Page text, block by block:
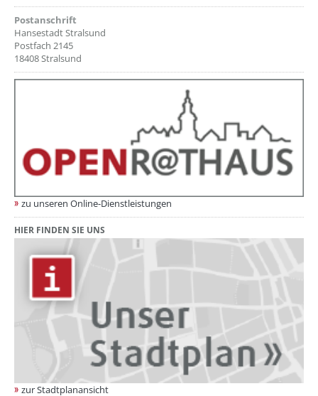
Postanschrift
Hansestadt Stralsund
Postfach 2145
18408 Stralsund
zu unseren Online-Dienstleistungen
HIER FINDEN SIE UNS
zur Stadtplanansicht